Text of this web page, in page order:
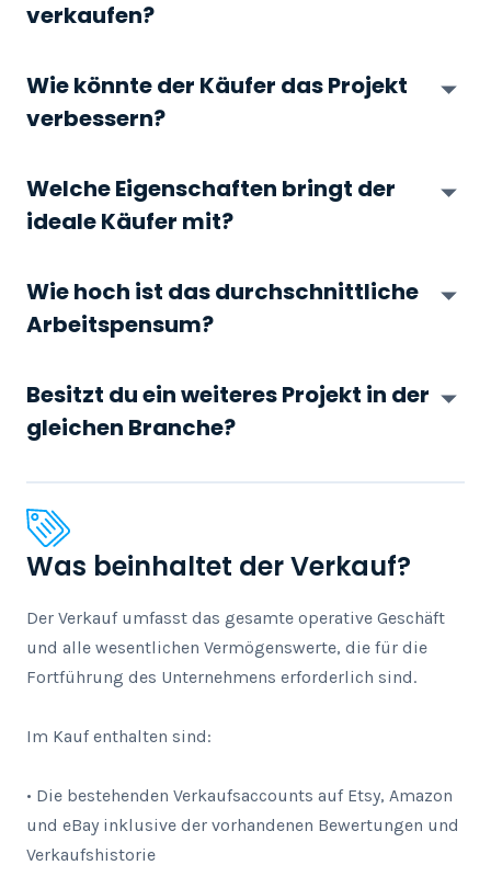
verkaufen?
Wie könnte der Käufer das Projekt
verbessern?
Welche Eigenschaften bringt der
ideale Käufer mit?
Wie hoch ist das durchschnittliche
Arbeitspensum?
Besitzt du ein weiteres Projekt in der
gleichen Branche?
Was beinhaltet der Verkauf?
Der Verkauf umfasst das gesamte operative Geschäft
und alle wesentlichen Vermögenswerte, die für die
Fortführung des Unternehmens erforderlich sind.
Im Kauf enthalten sind:
• Die bestehenden Verkaufsaccounts auf Etsy, Amazon
und eBay inklusive der vorhandenen Bewertungen und
Verkaufshistorie